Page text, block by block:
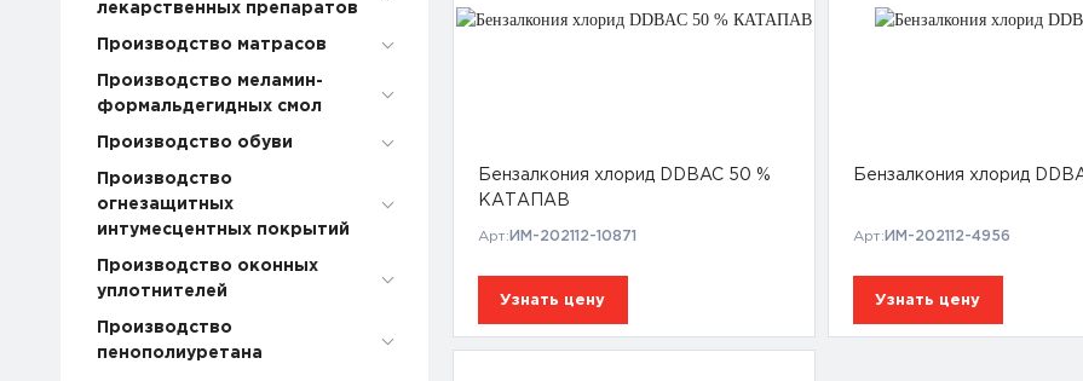
лекарственных препаратов
Производство матрасов
Производство меламин-
формальдегидных смол
Производство обуви
Производство
огнезащитных
интумесцентных покрытий
Производство оконных
уплотнителей
Производство
пенополиуретана
Бензалкония хлорид DDBAC 50 %
КАТАПАВ
Арт: ИМ-202112-10871
Узнать цену
Бензалкония хлорид
Арт: ИМ-202112-4956
Узнать цену